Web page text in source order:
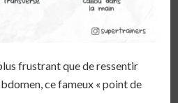
frustrant que de ressentir
ce fameux « point de